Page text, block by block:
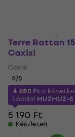
Terre Rattan
Caxixi
Caxixi
5/5
4 680 Fta
kóddal MUZMUZ-5
5 190 Ft
Készleten